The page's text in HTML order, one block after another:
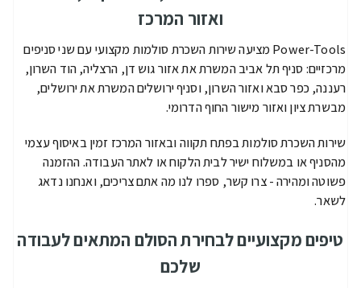
ואזור המרכז
Power-Tools מציעה שירות השכרת סולמות מקצועי עם שני סניפים
מרכזיים: סניף תל אביב המשרת את אזור גוש דן, הרצליה, הוד השרון,
רעננה, כפר סבא ואזור השרון, וסניף ירושלים המשרת את ירושלים,
מבשרת ציון ואזור מישור החוף הדרומי.
שירות השכרת סולמות בפתח תקווה ובאזור המרכז זמין באיסוף עצמי
מהסניף או במשלוח ישיר לבית הלקוח או לאתר העבודה. ההזמנה
פשוטה ומהירה - צרו קשר, ספרו לנו מה אתם צריכים, ואנחנו נדאג
לשאר.
טיפים מקצועיים לבחירת הסולם המתאים לעבודה
שלכם